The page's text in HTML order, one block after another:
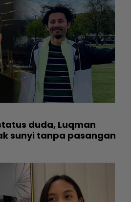
duda, Luqman
sunyi tanpa pasangan